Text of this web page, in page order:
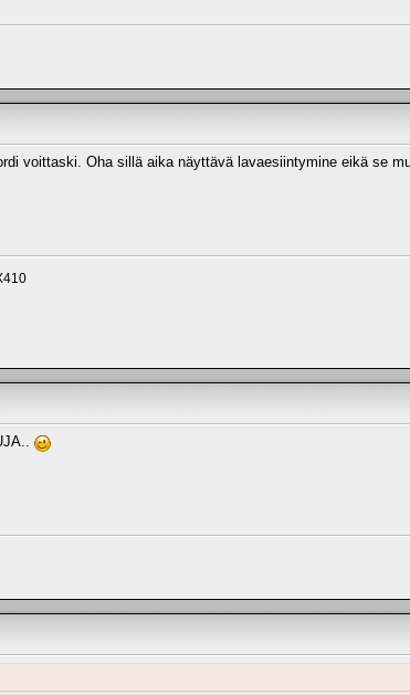
voittaski. Oha sillä aika näyttävä lavaesiintymine eikä se